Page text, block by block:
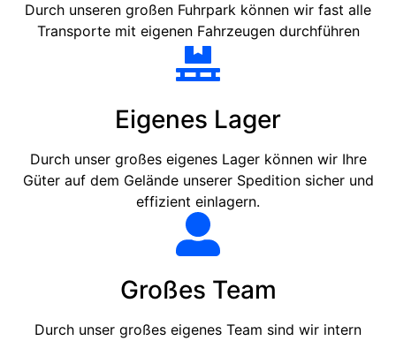
Durch unseren großen Fuhrpark können wir fast alle
Transporte mit eigenen Fahrzeugen durchführen
Eigenes Lager
Durch unser großes eigenes Lager können wir Ihre
Güter auf dem Gelände unserer Spedition sicher und
effizient einlagern.
Großes Team
Durch unser großes eigenes Team sind wir intern